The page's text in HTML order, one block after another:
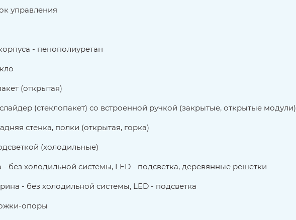
управления
- пенополиуретан
(открытая)
(стеклопакет) со встроенной ручкой (закрытые, открытые модули)
стенка, полки (открытая, горка)
(холодильные)
- без холодильной системы, LED - подсветка, деревянные решетки
- без холодильной системы, LED - подсветка
опоры